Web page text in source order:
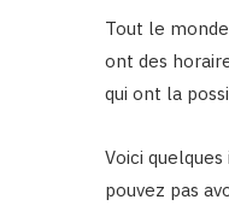
Tout le
ont des
qui ont la
Voici
pouvez pas